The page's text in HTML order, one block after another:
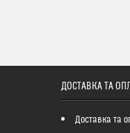
ДОСТАВКА ТА
Доставка та